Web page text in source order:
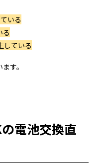
いる
る
している
す。
電池交換直